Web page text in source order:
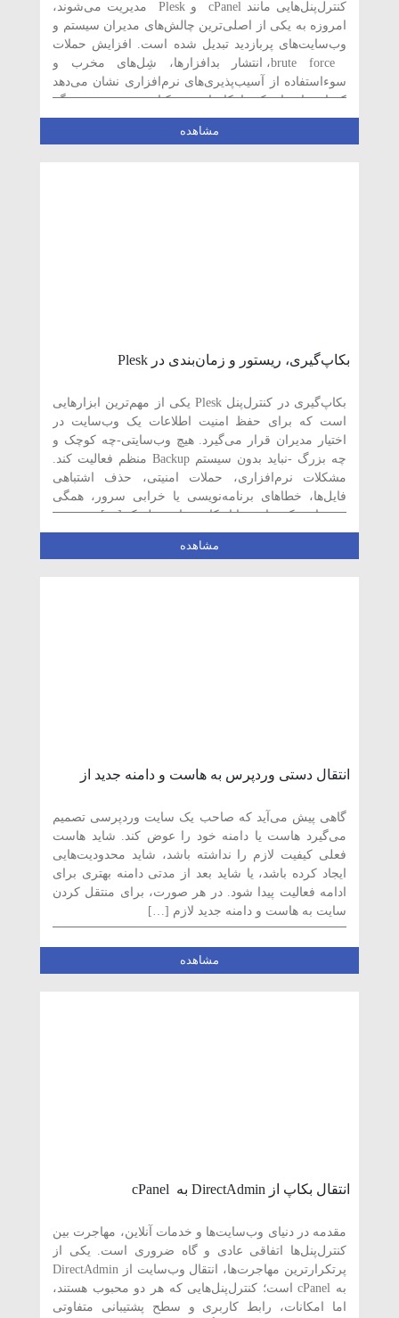
کنترل‌پنل‌هایی مانند cPanel و Plesk مدیریت می‌شوند،
امروزه به یکی از اصلی‌ترین چالش‌های مدیران سیستم و
وب‌سایت‌های پربازدید تبدیل شده است. افزایش حملات
brute force، انتشار بدافزارها، شِل‌های مخرب و
سوءاستفاده از آسیب‌پذیری‌های نرم‌افزاری نشان می‌دهد
که استفاده از یک راهکار امنیتی یکپارچه و هوشمند دیگر
یک انتخاب […]
مشاهده
بکاپ‌گیری، ریستور و زمان‌بندی در Plesk
بکاپ‌گیری در کنترل‌پنل Plesk یکی از مهم‌ترین ابزارهایی
است که برای حفظ امنیت اطلاعات یک وب‌سایت در
اختیار مدیران قرار می‌گیرد. هیچ وب‌سایتی-چه کوچک و
چه بزرگ -نباید بدون سیستم Backup منظم فعالیت کند.
مشکلات نرم‌افزاری، حملات امنیتی، حذف اشتباهی
فایل‌ها، خطاهای برنامه‌نویسی یا خرابی سرور، همگی
می‌توانند یک سایت را از کار بیندازند. پلسک […]
مشاهده
انتقال دستی وردپرس به هاست و دامنه جدید از
طریق cPanel
گاهی پیش می‌آید که صاحب یک سایت وردپرسی تصمیم
می‌گیرد هاست یا دامنه خود را عوض کند. شاید هاست
فعلی کیفیت لازم را نداشته باشد، شاید محدودیت‌هایی
ایجاد کرده باشد، یا شاید بعد از مدتی دامنه بهتری برای
ادامه فعالیت پیدا شود. در هر صورت، برای منتقل کردن
سایت به هاست و دامنه جدید لازم […]
مشاهده
انتقال بکاپ از DirectAdmin به cPanel
مقدمه در دنیای وب‌سایت‌ها و خدمات آنلاین، مهاجرت بین
کنترل‌پنل‌ها اتفاقی عادی و گاه ضروری است. یکی از
پرتکرارترین مهاجرت‌ها، انتقال وب‌سایت از DirectAdmin
به cPanel است؛ کنترل‌پنل‌هایی که هر دو محبوب هستند،
اما امکانات، رابط کاربری و سطح پشتیبانی متفاوتی